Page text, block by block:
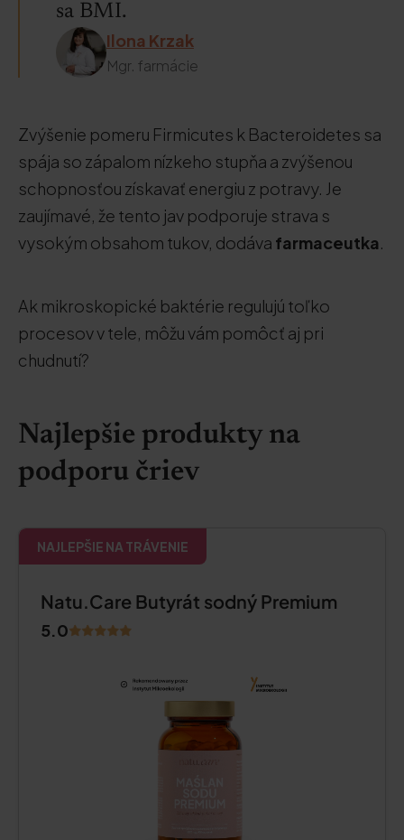
sa BMI.
Ilona Krzak
Mgr. farmácie
Zvýšenie pomeru Firmicutes k Bacteroidetes sa
spája so zápalom nízkeho stupňa a zvýšenou
schopnosťou získavať energiu z potravy. Je
zaujímavé, že tento jav podporuje strava s
vysokým obsahom tukov, dodáva farmaceutka.
Ak mikroskopické baktérie regulujú toľko
procesov v tele, môžu vám pomôcť aj pri
chudnutí?
Najlepšie produkty na
podporu čriev
NAJLEPŠIE NA TRÁVENIE
Natu.Care Butyrát sodný Premium
5.0